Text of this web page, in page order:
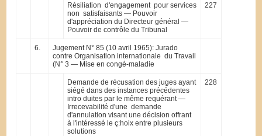
Résiliation d'engagement pour services
non satisfaisants — Pouvoir
d'appréciation du Directeur général —
Pouvoir de contrôle du Tribunal
227
6.
Jugement N° 85 (10 avril 1965): Jurado
contre Organisation internationale du Travail
(N° 3 — Mise en congé-maladie
Demande de récusation des juges ayant
siégé dans des instances précédentes
intro duites par le même requérant —
Irrecevabilité d'une demande
d'annulation visant une décision offrant
à l'intéressé le ç:hoix entre plusieurs
solutions
228